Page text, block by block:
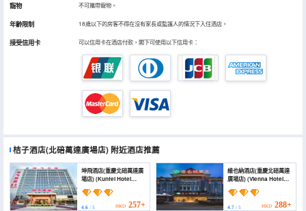
寵物 不可攜帶寵物。
年齡限制 18歲以下的房客不得在沒有家長或監護人的情況下入住酒店。
接受信用卡 可以信用卡在酒店付款，閣下可使用以下信用卡：
桔子酒店(北碚萬達廣場店) 附近酒店推薦
坤飛酒店(重慶北碚萬達廣
場店) (Kunfei Hotel
Wanda Plaza))
4.6 / 5 HKD 257+
維也納酒店(重慶北碚萬達
廣場店) (Vienna Hotel
Wanda Plaza))
4.7/ 5 HKD 288+